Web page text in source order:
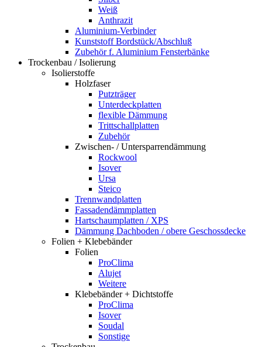
Weiß
Anthrazit
Aluminium-Verbinder
Kunststoff Bordstück/Abschluß
Zubehör f. Aluminium Fensterbänke
Trockenbau / Isolierung
Isolierstoffe
Holzfaser
Putzträger
Unterdeckplatten
flexible Dämmung
Trittschallplatten
Zubehör
Zwischen- / Untersparrendämmung
Rockwool
Isover
Ursa
Steico
Trennwandplatten
Fassadendämmplatten
Hartschaumplatten / XPS
Dämmung Dachboden / obere Geschossdecke
Folien + Klebebänder
Folien
ProClima
Alujet
Weitere
Klebebänder + Dichtstoffe
ProClima
Isover
Soudal
Sonstige